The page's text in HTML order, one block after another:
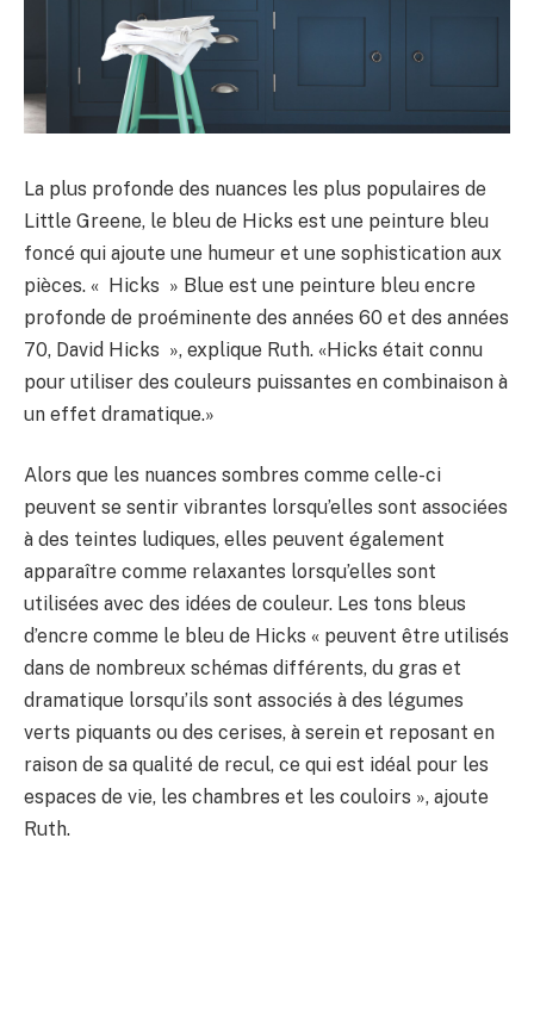
La plus profonde des nuances les plus populaires de
Little Greene, le bleu de Hicks est une peinture bleu
foncé qui ajoute une humeur et une sophistication aux
pièces. « Hicks » Blue est une peinture bleu encre
profonde de proéminente des années 60 et des années
70, David Hicks », explique Ruth. «Hicks était connu
pour utiliser des couleurs puissantes en combinaison à
un effet dramatique.»
Alors que les nuances sombres comme celle-ci
peuvent se sentir vibrantes lorsqu’elles sont associées
à des teintes ludiques, elles peuvent également
apparaître comme relaxantes lorsqu’elles sont
utilisées avec des idées de couleur. Les tons bleus
d’encre comme le bleu de Hicks « peuvent être utilisés
dans de nombreux schémas différents, du gras et
dramatique lorsqu’ils sont associés à des légumes
verts piquants ou des cerises, à serein et reposant en
raison de sa qualité de recul, ce qui est idéal pour les
espaces de vie, les chambres et les couloirs », ajoute
Ruth.